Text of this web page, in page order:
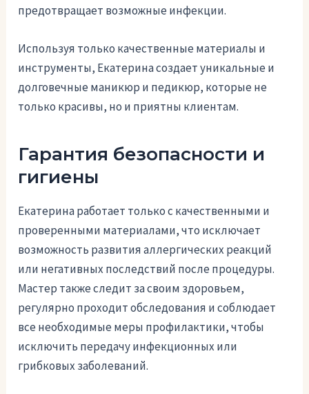
предотвращает возможные инфекции.
Используя только качественные материалы и
инструменты, Екатерина создает уникальные и
долговечные маникюр и педикюр, которые не
только красивы, но и приятны клиентам.
Гарантия безопасности и
гигиены
Екатерина работает только с качественными и
проверенными материалами, что исключает
возможность развития аллергических реакций
или негативных последствий после процедуры.
Мастер также следит за своим здоровьем,
регулярно проходит обследования и соблюдает
все необходимые меры профилактики, чтобы
исключить передачу инфекционных или
грибковых заболеваний.